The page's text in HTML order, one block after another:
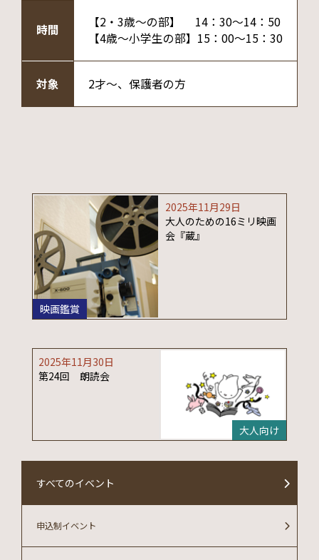
時間
【2・3歳～の部】 14：30～14：50
【4歳～小学生の部】15：00～15：30
対象 2才～、保護者の方
映画鑑賞
2025年11月29日
大人のための16ミリ映画
会『蔵』
大人向け
2025年11月30日
第24回 朗読会
すべてのイベント
申込制イベント